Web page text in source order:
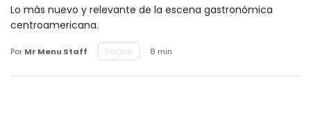
Lo más nuevo y relevante de la escena gastronómica
centroamericana.
Por Mr Menu Staff Seguir 8 min